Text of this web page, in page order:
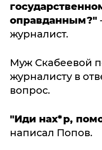
оправданным?"
журналист.
Муж Скабеевой
журналисту в
вопрос.
"Иди нах*р,
написал Попов.